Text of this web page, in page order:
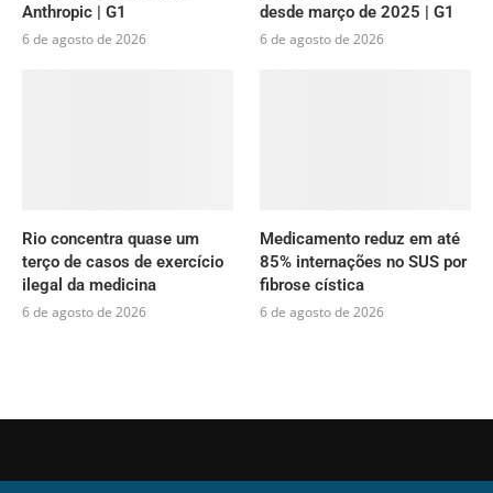
Anthropic | G1
6 de agosto de 2026
desde março de 2025 | G1
6 de agosto de 2026
Rio concentra quase um
terço de casos de exercício
ilegal da medicina
6 de agosto de 2026
Medicamento reduz em até
85% internações no SUS por
fibrose cística
6 de agosto de 2026